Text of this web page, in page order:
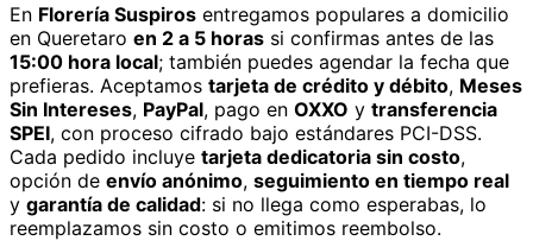
En Florería Suspiros entregamos populares a domicilio
en Queretaro en 2 a 5 horas si confirmas antes de las
15:00 hora local; también puedes agendar la fecha que
prefieras. Aceptamos tarjeta de crédito y débito, Meses
Sin Intereses, PayPal, pago en OXXO y transferencia
SPEI, con proceso cifrado bajo estándares PCI-DSS.
Cada pedido incluye tarjeta dedicatoria sin costo,
opción de envío anónimo, seguimiento en tiempo real
y garantía de calidad: si no llega como esperabas, lo
reemplazamos sin costo o emitimos reembolso.